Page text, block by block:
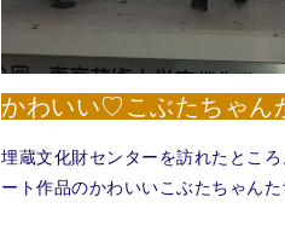
かわいい♡こぶたちゃん
埋蔵文化財センターを訪れたとこ
ート作品のかわいいこぶたちゃんた